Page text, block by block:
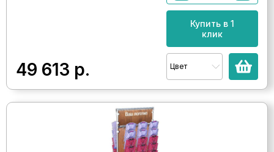
49 613 р.
Купить в 1
клик
Цвет